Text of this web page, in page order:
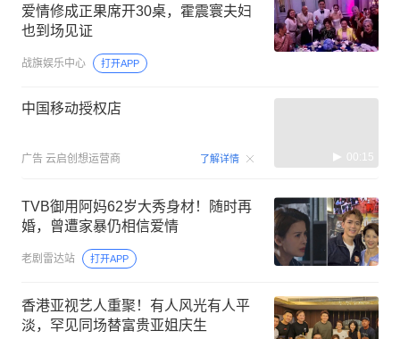
爱情修成正果席开30桌，霍震寰夫妇
也到场见证
战旗娱乐中心 打开APP
中国移动授权店
广告 云启创想运营商 了解详情 00:15
TVB御用阿妈62岁大秀身材！随时再
婚，曾遭家暴仍相信爱情
老剧雷达站 打开APP
香港亚视艺人重聚！有人风光有人平
淡，罕见同场替富贵亚姐庆生